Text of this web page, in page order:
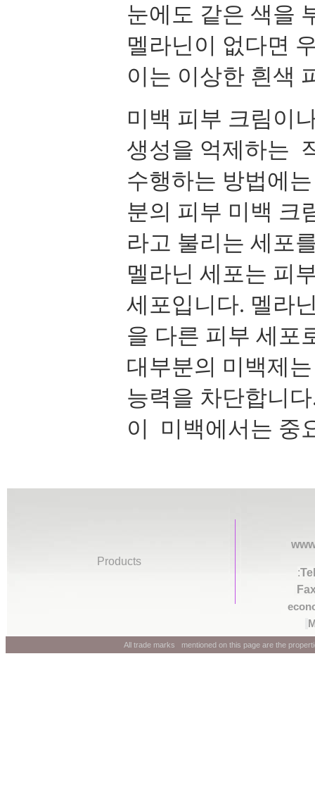
눈에도 같은 색을
멜라닌이 없다면
이는 이상한 흰색
미백 피부 크림이
생성을 억제하는
수행하는 방법에
분의 피부 미백 크
라고 불리는 세포
멜라닌 세포는 피
세포입니다. 멜라
을 다른 피부 세포
대부분의 미백제
능력을 차단합니
이 미백에서는 중
Products
:Tel
All trade marks mentioned on this page are the